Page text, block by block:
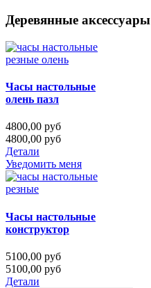
Деревянные аксессуары
Часы настольные
олень пазл
4800,00 руб
4800,00 руб
Детали
Уведомить меня
Часы настольные
конструктор
5100,00 руб
5100,00 руб
Детали